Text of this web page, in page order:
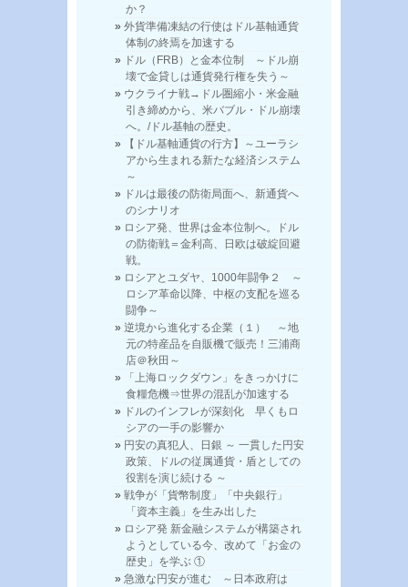
か？
外貨準備凍結の行使はドル基軸通貨
体制の終焉を加速する
ドル（FRB）と金本位制 ～ドル崩
壊で金貸しは通貨発行権を失う～
ウクライナ戦→ドル圏縮小・米金融
引き締めから、米バブル・ドル崩壊
へ。/ドル基軸の歴史。
【ドル基軸通貨の行方】～ユーラシ
アから生まれる新たな経済システム
～
ドルは最後の防衛局面へ、新通貨へ
のシナリオ
ロシア発、世界は金本位制へ。ドル
の防衛戦＝金利高、日欧は破綻回避
戦。
ロシアとユダヤ、1000年闘争２ ～
ロシア革命以降、中枢の支配を巡る
闘争～
逆境から進化する企業（１） ～地
元の特産品を自販機で販売！三浦商
店＠秋田～
「上海ロックダウン」をきっかけに
食糧危機⇒世界の混乱が加速する
ドルのインフレが深刻化 早くもロ
シアの一手の影響か
円安の真犯人、日銀 ～ 一貫した円安
政策、ドルの従属通貨・盾としての
役割を演じ続ける ～
戦争が「貨幣制度」「中央銀行」
「資本主義」を生み出した
ロシア発 新金融システムが構築され
ようとしている今、改めて「お金の
歴史」を学ぶ ①
急激な円安が進む ～日本政府は